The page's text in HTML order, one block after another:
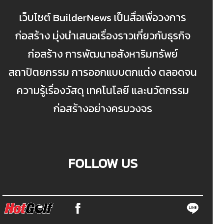
เว็บไซต์ BuilderNews เป็นสื่อเพื่อวงการ
ก่อสร้าง มุ่งนำเสนอเรื่องราวเกี่ยวกับธุรกิจ
ก่อสร้าง การพัฒนาอสังหาริมทรัพย์
สถาปัตยกรรม การออกแบบตกแต่ง ตลอดจน
ความรู้เรื่องวัสดุ เทคโนโลยี และนวัตกรรม
ก่อสร้างอย่างครบวงจร
FOLLOW US